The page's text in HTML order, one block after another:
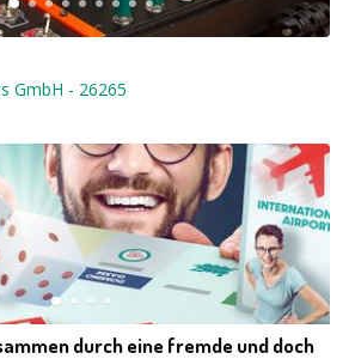
GmbH - 26265
durch eine fremde und doch